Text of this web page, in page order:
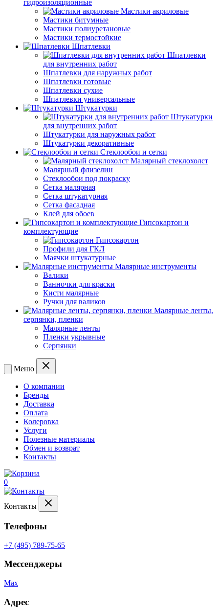
гидроизоляционные
Мастики акриловые
Мастики битумные
Мастики полиуретановые
Мастики термостойкие
Шпатлевки
Шпатлевки
для внутренних работ
Шпатлевки для наружных работ
Шпатлевки готовые
Шпатлевки сухие
Шпатлевки универсальные
Штукатурки
Штукатурки
для внутренних работ
Штукатурки для наружных работ
Штукатурки декоративные
Стеклообои и сетки
Малярный стеклохолст
Малярный флизелин
Стеклообои под покраску
Сетка малярная
Сетка штукатурная
Сетка фасадная
Клей для обоев
Гипсокартон и
комплектующие
Гипсокартон
Профили для ГКЛ
Маячки штукатурные
Малярные инструменты
Валики
Ванночки для краски
Кисти малярные
Ручки для валиков
Малярные ленты,
серпянки, пленки
Малярные ленты
Пленки укрывные
Серпянки
Меню
О компании
Бренды
Доставка
Оплата
Колеровка
Услуги
Полезные материалы
Обмен и возврат
Контакты
0
Контакты
Телефоны
+7 (495) 789-75-65
Мессенджеры
Max
Адрес